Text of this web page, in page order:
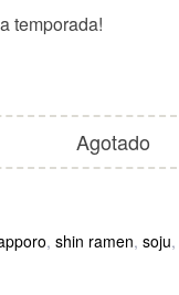
temporada!
Agotado
, shin ramen, soju,